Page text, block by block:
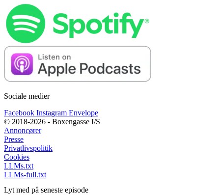
Sociale medier
Facebook Instagram Envelope
© 2018-2026 - Boxengasse I/S
Annoncører
Presse
Privatlivspolitik
Cookies
LLMs.txt
LLMs-full.txt
Lyt med på seneste episode